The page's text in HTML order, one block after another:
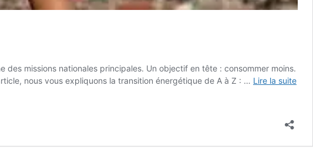
des missions nationales principales. Un objectif en tête : consommer moins.
nous vous expliquons la transition énergétique de A à Z : … Lire la suite